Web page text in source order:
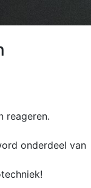
reageren.
onderdeel van